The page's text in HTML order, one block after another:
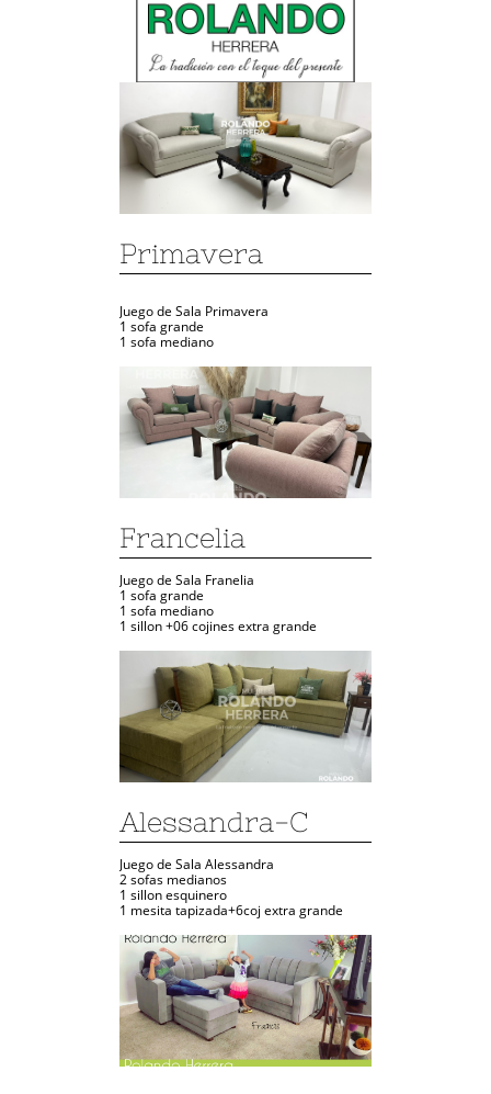
Juego de Sala Primavera
1 sofa grande
1 sofa mediano
Primavera
Juego de Sala Franelia
1 sofa grande
1 sofa mediano
1 sillon +06 cojines extra grande
Francelia
Juego de Sala Alessandra
2 sofas medianos
1 sillon esquinero
1 mesita tapizada+6coj extra grande
Alessandra-C